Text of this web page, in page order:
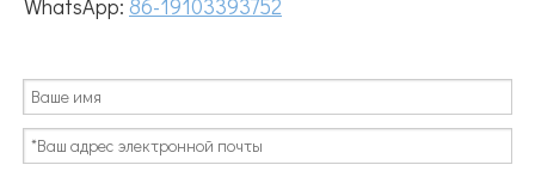
WhatsApp: 86-19103393752